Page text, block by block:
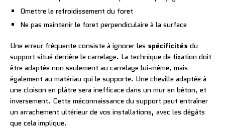
Omettre le refroidissement du foret
Ne pas maintenir le foret perpendiculaire à la surface
Une erreur fréquente consiste à ignorer les spécificités du
support situé derrière le carrelage. La technique de fixation doit
être adaptée non seulement au carrelage lui-même, mais
également au matériau qui le supporte. Une cheville adaptée à
une cloison en plâtre sera inefficace dans un mur en béton, et
inversement. Cette méconnaissance du support peut entraîner
un arrachement ultérieur de vos installations, avec les dégâts
que cela implique.